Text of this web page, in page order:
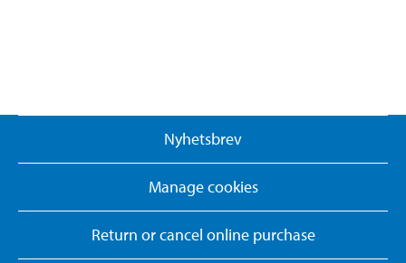
Nyhetsbrev
Manage cookies
Return or cancel online purchase